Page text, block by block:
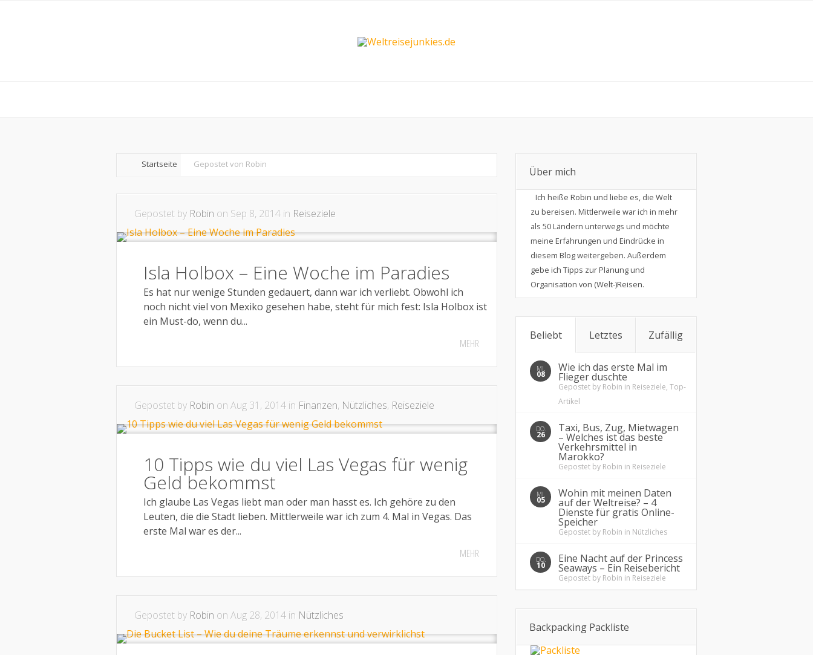
Startseite Gepostet von Robin
Gepostet by Robin on Sep 8, 2014 in Reiseziele
Isla Holbox – Eine Woche im Paradies
Es hat nur wenige Stunden gedauert, dann war ich verliebt. Obwohl ich
noch nicht viel von Mexiko gesehen habe, steht für mich fest: Isla Holbox ist
ein Must-do, wenn du...
MEHR
Gepostet by Robin on Aug 31, 2014 in Finanzen, Nützliches, Reiseziele
10 Tipps wie du viel Las Vegas für wenig
Geld bekommst
Ich glaube Las Vegas liebt man oder man hasst es. Ich gehöre zu den
Leuten, die die Stadt lieben. Mittlerweile war ich zum 4. Mal in Vegas. Das
erste Mal war es der...
MEHR
Gepostet by Robin on Aug 28, 2014 in Nützliches
Über mich
Ich heiße Robin und liebe es, die Welt
zu bereisen. Mittlerweile war ich in mehr
als 50 Ländern unterwegs und möchte
meine Erfahrungen und Eindrücke in
diesem Blog weitergeben. Außerdem
gebe ich Tipps zur Planung und
Organisation von (Welt-)Reisen.
Beliebt Letztes Zufällig
MI.
08
Wie ich das erste Mal im
Flieger duschte
Gepostet by Robin in Reiseziele, Top-
Artikel
DO.
26
Taxi, Bus, Zug, Mietwagen
– Welches ist das beste
Verkehrsmittel in
Marokko?
Gepostet by Robin in Reiseziele
MI.
05
Wohin mit meinen Daten
auf der Weltreise? – 4
Dienste für gratis Online-
Speicher
Gepostet by Robin in Nützliches
DO.
10
Eine Nacht auf der Princess
Seaways – Ein Reisebericht
Gepostet by Robin in Reiseziele
Backpacking Packliste